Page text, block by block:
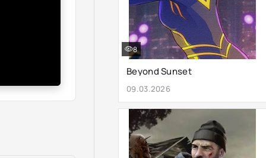
Beyond Sunset
09.03.2026
8